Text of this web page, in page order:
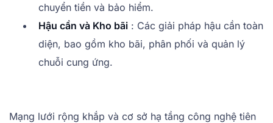
chuyển tiền và bảo hiểm.
Hậu cần và Kho bãi : Các giải pháp hậu cần toàn
diện, bao gồm kho bãi, phân phối và quản lý
chuỗi cung ứng.
Mạng lưới rộng khắp và cơ sở hạ tầng công nghệ tiên